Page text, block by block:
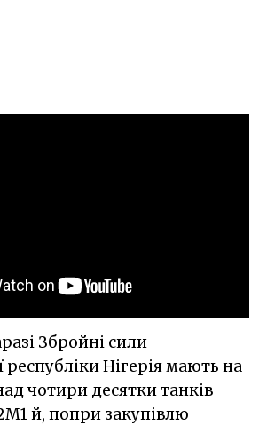
Збройні сили
Нігерія мають на
чотири десятки танків
й, попри закупівлю